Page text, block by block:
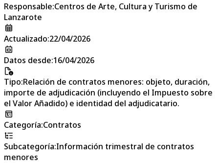
Responsable:Centros de Arte, Cultura y Turismo de
Lanzarote
Actualizado:22/04/2026
Datos desde:16/04/2026
Tipo:Relación de contratos menores: objeto, duración,
importe de adjudicación (incluyendo el Impuesto sobre
el Valor Añadido) e identidad del adjudicatario.
Categoría:Contratos
Subcategoría:Información trimestral de contratos
menores